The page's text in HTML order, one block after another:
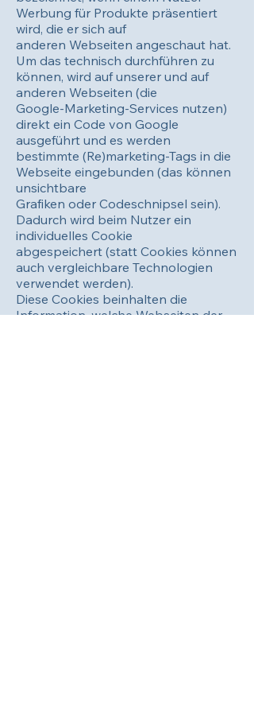
Werbung für Produkte präsentiert
wird, die er sich auf
anderen Webseiten angeschaut hat.
Um das technisch durchführen zu
können, wird auf unserer und auf
anderen Webseiten (die
Google-Marketing-Services nutzen)
direkt ein Code von Google
ausgeführt und es werden
bestimmte (Re)marketing-Tags in die
Webseite eingebunden (das können
unsichtbare
Grafiken oder Codeschnipsel sein).
Dadurch wird beim Nutzer ein
individuelles Cookie
abgespeichert (statt Cookies können
auch vergleichbare Technologien
verwendet werden).
Diese Cookies beinhalten die
Information, welche Webseiten der